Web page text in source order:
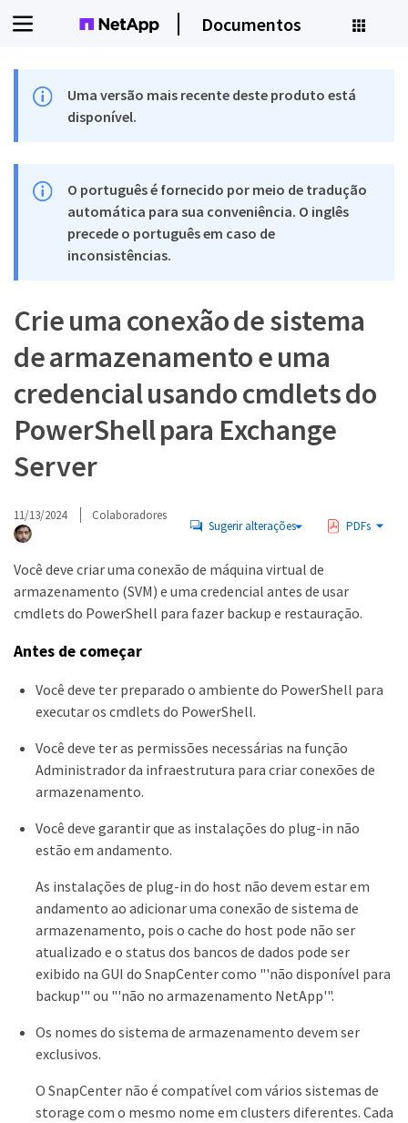
Documentos
Uma versão mais recente deste produto está
disponível.
O português é fornecido por meio de tradução
automática para sua conveniência. O inglês
precede o português em caso de
inconsistências.
Crie uma conexão de sistema
de armazenamento e uma
credencial usando cmdlets do
PowerShell para Exchange
Server
11/13/2024 Colaboradores
Sugerir alterações PDFs
Você deve criar uma conexão de máquina virtual de
armazenamento (SVM) e uma credencial antes de usar
cmdlets do PowerShell para fazer backup e restauração.
Antes de começar
Você deve ter preparado o ambiente do PowerShell para
executar os cmdlets do PowerShell.
Você deve ter as permissões necessárias na função
Administrador da infraestrutura para criar conexões de
armazenamento.
Você deve garantir que as instalações do plug-in não
estão em andamento.
As instalações de plug-in do host não devem estar em
andamento ao adicionar uma conexão de sistema de
armazenamento, pois o cache do host pode não ser
atualizado e o status dos bancos de dados pode ser
exibido na GUI do SnapCenter como "'não disponível para
backup'" ou "'não no armazenamento NetApp'".
Os nomes do sistema de armazenamento devem ser
exclusivos.
O SnapCenter não é compatível com vários sistemas de
storage com o mesmo nome em clusters diferentes. Cada